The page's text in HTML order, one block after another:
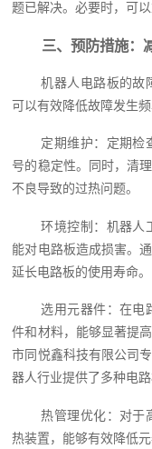
题已解决。必要时，可
三、预防措施：
机器人电路板的故
可以有效降低故障发生
定期维护：定期检
号的稳定性。同时，清
不良导致的过热问题。
环境控制：机器人
能对电路板造成损害。
延长电路板的使用寿命。
选用元器件：在电
件和材料，能够显著提
市同悦鑫科技有限公司
器人行业提供了多种电路
热管理优化：对于
热装置，能够有效降低